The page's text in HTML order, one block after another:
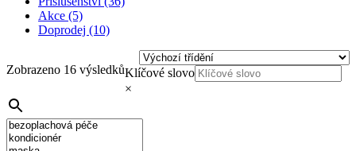
Akce (5)
Doprodej (10)
Zobrazeno 16 výsledkůKlíčové slovo
×